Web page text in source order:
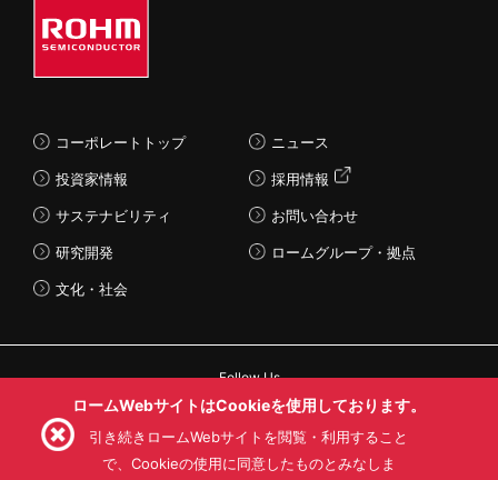
コーポレートトップ
投資家情報
サステナビリティ
研究開発
文化・社会
ニュース
採用情報
お問い合わせ
ロームグループ・拠点
Follow Us
ロームWebサイトはCookieを使用しております。
引き続きロームWebサイトを閲覧・利用すること
で、Cookieの使用に同意したものとみなしま